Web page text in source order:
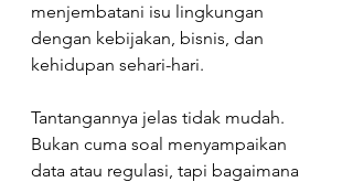
menjembatani isu lingkungan
dengan kebijakan, bisnis, dan
kehidupan sehari-hari.
Tantangannya jelas tidak mudah.
Bukan cuma soal menyampaikan
data atau regulasi, tapi bagaimana